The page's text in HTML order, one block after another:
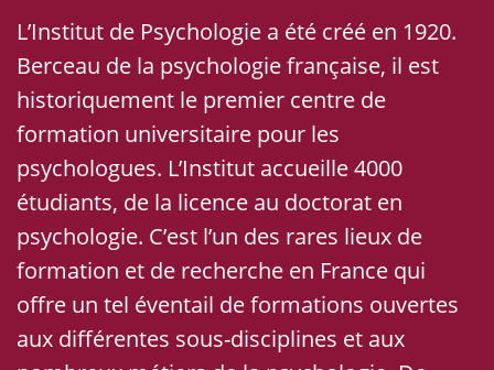
L’Institut de Psychologie a été créé en 1920.
Berceau de la psychologie française, il est
historiquement le premier centre de
formation universitaire pour les
psychologues. L’Institut accueille 4000
étudiants, de la licence au doctorat en
psychologie. C’est l’un des rares lieux de
formation et de recherche en France qui
offre un tel éventail de formations ouvertes
aux différentes sous-disciplines et aux